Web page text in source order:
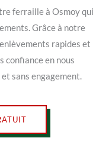
ferraille à Osmoy qui
Grâce à notre
rapides et
confiance en nous
sans engagement.